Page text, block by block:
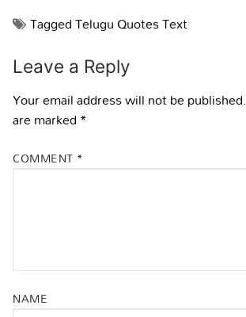
TaggedTelugu Quotes Text
Leave a Reply
Your email address will not be published.
are marked*
COMMENT *
NAME